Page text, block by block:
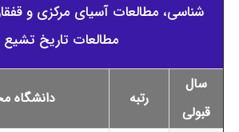
شناسی، مطالعات آسیای مرکزی و
مطالعات تاریخ تشیع
سال
قبولی
رتبه دانشگاه